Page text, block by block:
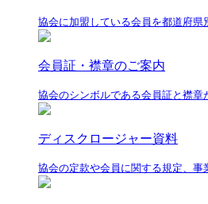
協会に加盟している会員を都道府県
会員証・襟章のご案内
協会のシンボルである会員証と襟章
ディスクロージャー資料
協会の定款や会員に関する規定、事